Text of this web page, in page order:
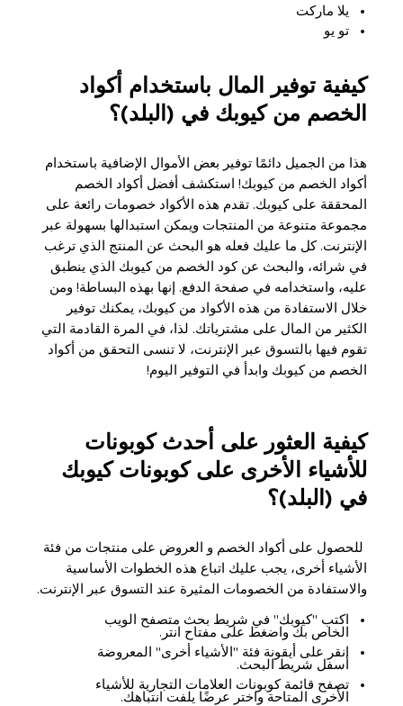
يلا ماركت
تو يو
كيفية توفير المال باستخدام أكواد
الخصم من كيوبك في (البلد)؟
هذا من الجميل دائمًا توفير بعض الأموال الإضافية باستخدام
أكواد الخصم من كيوبك! استكشف أفضل أكواد الخصم
المحققة على كيوبك. تقدم هذه الأكواد خصومات رائعة على
مجموعة متنوعة من المنتجات ويمكن استبدالها بسهولة عبر
الإنترنت. كل ما عليك فعله هو البحث عن المنتج الذي ترغب
في شرائه، والبحث عن كود الخصم من كيوبك الذي ينطبق
عليه، واستخدامه في صفحة الدفع. إنها بهذه البساطة! ومن
خلال الاستفادة من هذه الأكواد من كيوبك، يمكنك توفير
الكثير من المال على مشترياتك. لذا، في المرة القادمة التي
تقوم فيها بالتسوق عبر الإنترنت، لا تنسى التحقق من أكواد
الخصم من كيوبك وابدأ في التوفير اليوم!
كيفية العثور على أحدث كوبونات
للأشياء الأخرى على كوبونات كيوبك
في (البلد)؟
للحصول على أكواد الخصم و العروض على منتجات من فئة
الأشياء أخرى، يجب عليك اتباع هذه الخطوات الأساسية
والاستفادة من الخصومات المثيرة عند التسوق عبر الإنترنت.
اكتب "كيوبك" في شريط بحث متصفح الويب
الخاص بك واضغط على مفتاح انتر.
انقر على أيقونة فئة "الأشياء أخرى" المعروضة
أسفل شريط البحث.
تصفح قائمة كوبونات العلامات التجارية للأشياء
الأخرى المتاحة واختر عرضًا يلفت انتباهك.